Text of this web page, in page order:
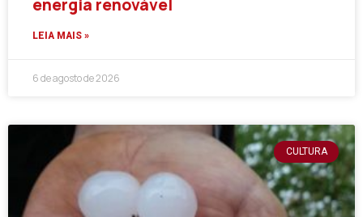
energia renovável
LEIA MAIS »
6 de agosto de 2026
CULTURA